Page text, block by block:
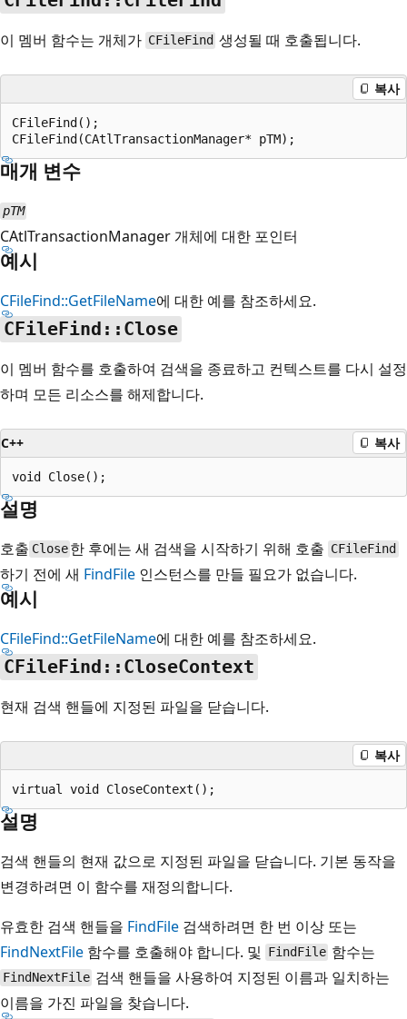
이 멤버 함수는 개체가 CFileFind 생성될 때 호출됩니다.
복사
CFileFind();
매개 변수
pTM
CAtlTransactionManager 개체에 대한 포인터
예시
CFileFind::GetFileName에 대한 예를 참조하세요.
CFileFind::Close
이 멤버 함수를 호출하여 검색을 종료하고 컨텍스트를 다시 설정
하며 모든 리소스를 해제합니다.
C++ 복사
설명
호출 Close 한 후에는 새 검색을 시작하기 위해 호출 CFileFind
하기 전에 새 FindFile 인스턴스를 만들 필요가 없습니다.
예시
CFileFind::GetFileName에 대한 예를 참조하세요.
CFileFind::CloseContext
현재 검색 핸들에 지정된 파일을 닫습니다.
복사
설명
검색 핸들의 현재 값으로 지정된 파일을 닫습니다. 기본 동작을
변경하려면 이 함수를 재정의합니다.
유효한 검색 핸들을 FindFile 검색하려면 한 번 이상 또는
FindNextFile 함수를 호출해야 합니다. 및 FindFile 함수는
FindNextFile 검색 핸들을 사용하여 지정된 이름과 일치하는
이름을 가진 파일을 찾습니다.